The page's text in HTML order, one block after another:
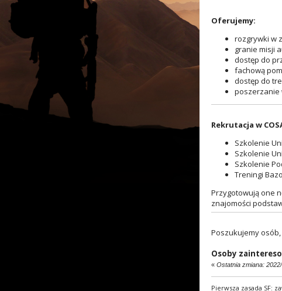
Oferujemy:
rozgrywki w
granie misji
dostęp do
fachową
dostęp do
poszerzanie
Rekrutacja w
Szkolenie
Szkolenie
Szkolenie
Treningi
Przygotowują one
znajomości
Poszukujemy
Osoby
«Ostatnia zmiana:
Pierwsza zasada SF: